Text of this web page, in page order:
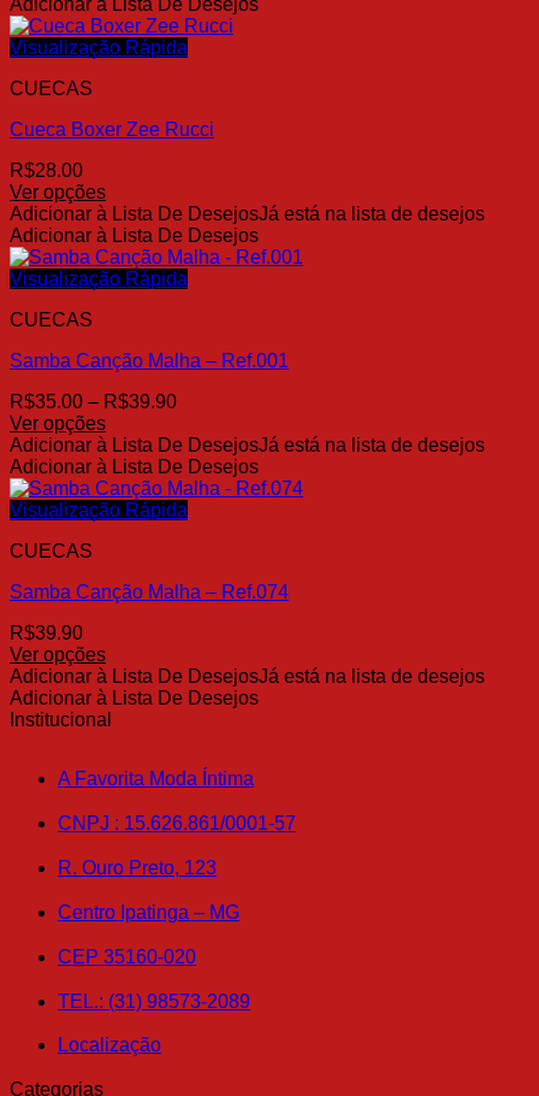
do
produto
tem
várias
As
podem
escolhidas
na
página
do
produto
Visualização Rápida
CUECAS
Cueca Boxer Zee Rucci
R$28.00
Ver opções
Este
produto
tem
várias
As
podem
escolhidas
na
página
do
produto
Adicionar à Lista De DesejosJá está na lista de desejos
Adicionar à Lista De Desejos
Visualização Rápida
CUECAS
Samba Canção Malha – Ref.001
R$35.00 – R$39.90Faixa
preço:
R$35.00
através
R$39.90
Ver opções
Este
produto
tem
várias
As
podem
escolhidas
na
página
do
produto
Adicionar à Lista De DesejosJá está na lista de desejos
Adicionar à Lista De Desejos
Visualização Rápida
CUECAS
Samba Canção Malha – Ref.074
R$39.90
Ver opções
Este
produto
tem
podem
escolhidas
página
produto
Adicionar à Lista De DesejosJá está na lista de desejos
Adicionar à Lista De Desejos
Institucional
A Favorita Moda Íntima
CNPJ : 15.626.861/0001-57
R. Ouro Preto, 123
Centro Ipatinga – MG
CEP 35160-020
TEL.: (31) 98573-2089
Localização
Categorias